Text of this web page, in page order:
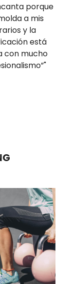
porque
a mis
y la
está
con mucho